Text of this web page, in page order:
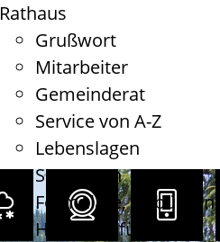
Rathaus
Grußwort
Mitarbeiter
Gemeinderat
Service von A-Z
Lebenslagen
Satzungen
Formulare, Gebühren
Haushaltsführung